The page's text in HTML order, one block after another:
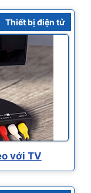
Thiết bị điện tử
với TV